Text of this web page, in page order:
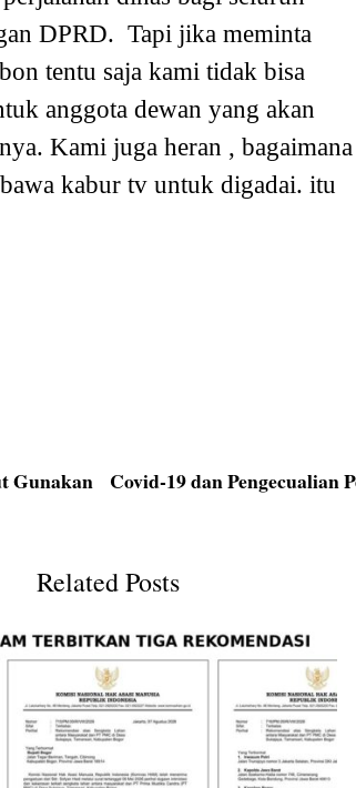
DPRD. Tapi jika meminta
tentu saja kami tidak bisa
anggota dewan yang akan
Kami juga heran , bagaimana
kabur tv untuk digadai. itu
Gunakan
Covid-19 dan
Related Posts